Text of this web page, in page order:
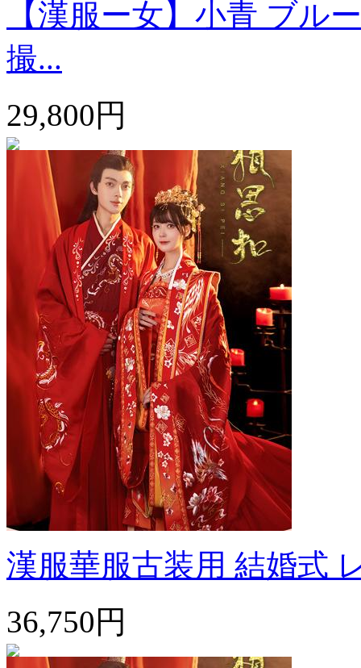
【漢服ー女】小青 ブル
撮...
29,800円
漢服華服古装用 結婚式
36,750円